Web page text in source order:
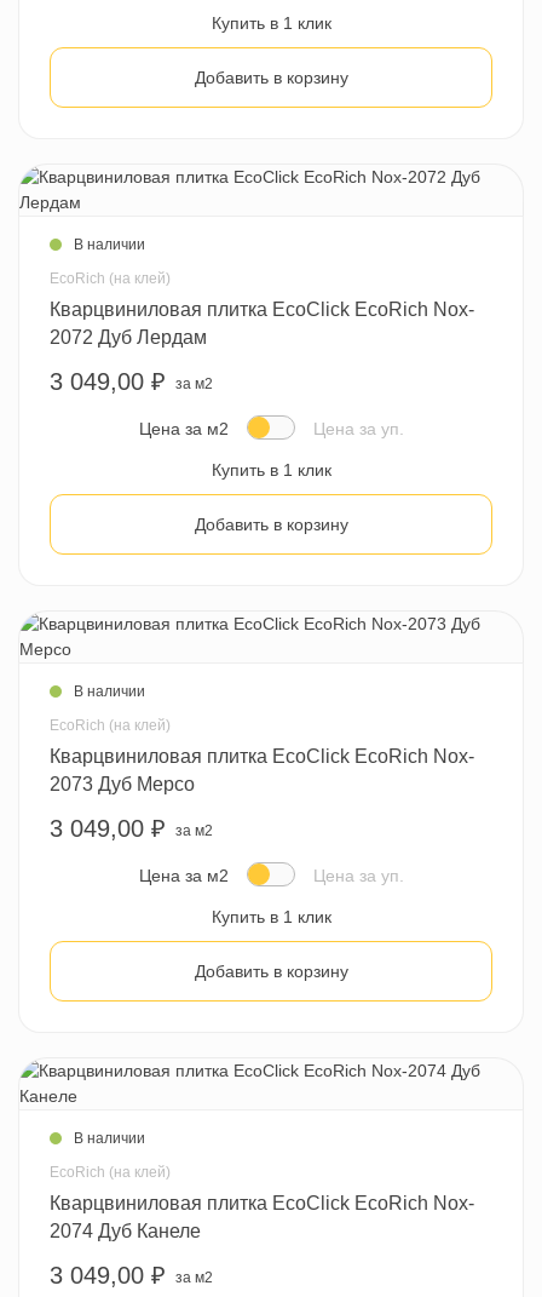
Купить в 1 клик
Добавить в корзину
В наличии
EcoRich (на клей)
Кварцвиниловая плитка EcoClick EcoRich Nox-
2072 Дуб Лердам
3 049,00 ₽ за м2
Цена за м2 Цена за уп.
Купить в 1 клик
Добавить в корзину
В наличии
EcoRich (на клей)
Кварцвиниловая плитка EcoClick EcoRich Nox-
2073 Дуб Мерсо
3 049,00 ₽ за м2
Цена за м2 Цена за уп.
Купить в 1 клик
Добавить в корзину
В наличии
EcoRich (на клей)
Кварцвиниловая плитка EcoClick EcoRich Nox-
2074 Дуб Канеле
3 049,00 ₽ за м2